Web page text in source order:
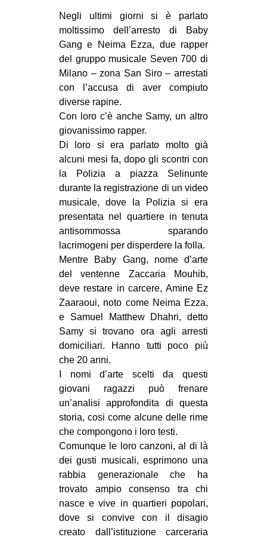
MOBILITAZIONI
SPAZI
SPORT POPOLARE
AMBIENTE
ANTIFASCISMO
DIRITTO ALL’ABITARE
GENERI
MIGRAZIONI
PRECARIATO
REPRESSIONE
STUDENTI
ARTE
CINEMA
MANIFESTI
RECENSIONI
INTERNAZIONALE
AFRICA
AMERICHE
ESTREMO ORIENTE
EUROPA
MEDIO ORIENTE
MONDO
Negli ultimi giorni si è parlato
moltissimo dell’arresto di Baby
Gang e Neima Ezza, due rapper
del gruppo musicale Seven 700 di
Milano – zona San Siro – arrestati
con l’accusa di aver compiuto
diverse rapine.
Con loro c’è anche Samy, un altro
giovanissimo rapper.
Di loro si era parlato molto già
alcuni mesi fa, dopo gli scontri con
la Polizia a piazza Selinunte
durante la registrazione di un video
musicale, dove la Polizia si era
presentata nel quartiere in tenuta
antisommossa sparando
lacrimogeni per disperdere la folla.
Mentre Baby Gang, nome d’arte
del ventenne Zaccaria Mouhib,
deve restare in carcere, Amine Ez
Zaaraoui, noto come Neima Ezza,
e Samuel Matthew Dhahri, detto
Samy si trovano ora agli arresti
domiciliari. Hanno tutti poco più
che 20 anni.
I nomi d’arte scelti da questi
giovani ragazzi può frenare
un’analisi approfondita di questa
storia, cosi come alcune delle rime
che compongono i loro testi.
Comunque le loro canzoni, al di là
dei gusti musicali, esprimono una
rabbia generazionale che ha
trovato ampio consenso tra chi
nasce e vive in quartieri popolari,
dove si convive con il disagio
creato dall’istituzione carceraria